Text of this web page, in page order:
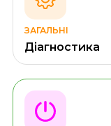
ЗАГАЛЬНІ
Діагностика